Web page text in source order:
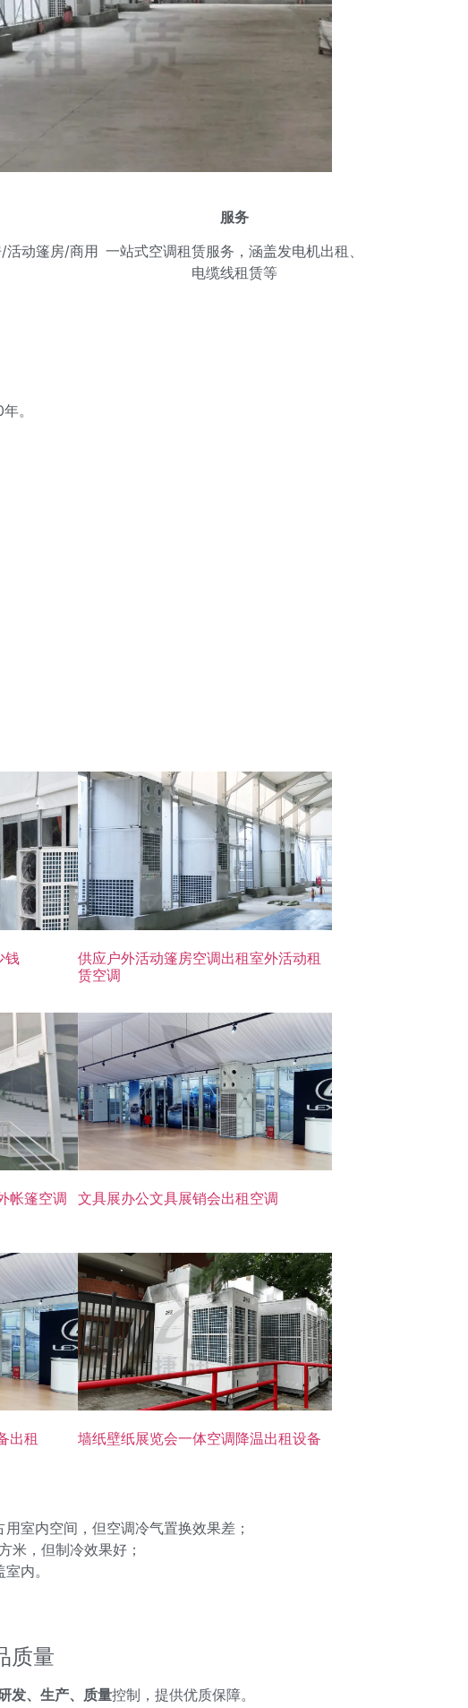
活动篷房/商用
服务
一站式空调租赁服务，涵盖发电机出租、
电缆线租赁等
。
钱
供应户外活动篷房空调出租室外活动租
赁空调
帐篷空调 文具展办公文具展销会出租空调
出租 墙纸壁纸展览会一体空调降温出租设备
室内空间，但空调冷气置换效果差；
米，但制冷效果好；
内。
质量
发、生产、质量控制，提供优质保障。